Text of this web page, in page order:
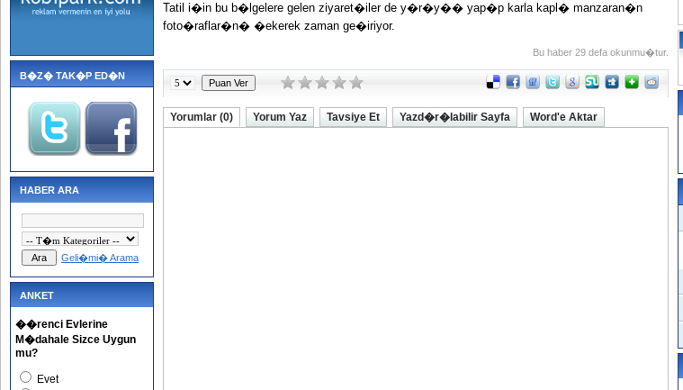
B�Z� TAK�P ED�N
HABER ARA
Geli�mi� Arama
ANKET
��renci Evlerine
M�dahale Sizce Uygun
mu?
Evet
Tatil i�in bu b�lgelere gelen ziyaret�iler de y�r�y�� yap�p karla kapl� manzaran�n
foto�raflar�n� �ekerek zaman ge�iriyor.
Bu haber 29 defa okunmu�tur.
Yorumlar (0) Yorum Yaz Tavsiye Et Yazd�r�labilir Sayfa Word'e Aktar